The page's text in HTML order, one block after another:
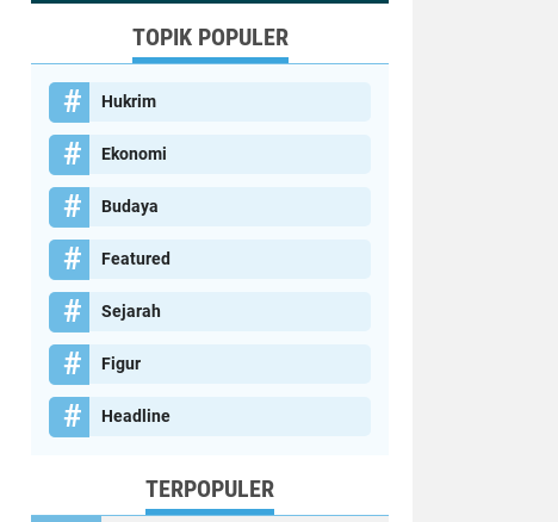
TOPIK POPULER
Hukrim
Ekonomi
Budaya
Featured
Sejarah
Figur
Headline
TERPOPULER